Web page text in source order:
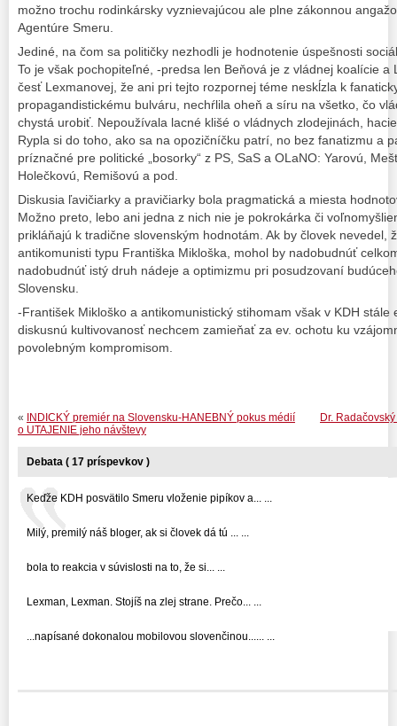
možno trochu rodinkársky vyznievajúcou ale plne zákonnou
Agentúre Smeru.
Jediné, na čom sa političky nezhodli je hodnotenie úspešnosti
To je však pochopiteľné, -predsa len Beňová je z vládnej koalície a
česť Lexmanovej, že ani pri tejto rozpornej téme neskĺzla k
propagandistickému bulváru, nechŕlila oheň a síru na všetko, čo
chystá urobiť. Nepoužívala lacné klišé o vládnych zlodejinách,
Rypla si do toho, ako sa na opozičníčku patrí, no bez fanatizmu a
príznačné pre politické „bosorky“ z PS, SaS a OLaNO: Yarovú,
Holečkovú, Remišovú a pod.
Diskusia ľavičiarky a pravičiarky bola pragmatická a miesta
Možno preto, lebo ani jedna z nich nie je pokrokárka či
prikláňajú k tradične slovenským hodnotám. Ak by človek nevedel,
antikomunisti typu Františka Mikloška, mohol by nadobudnúť
nadobudnúť istý druh nádeje a optimizmu pri posudzovaní
Slovensku.
-František Mikloško a antikomunistický stihomam však v KDH
diskusnú kultivovanosť nechcem zamieňať za ev. ochotu ku
povolebným kompromisom.
Dr.
«
INDICKÝ premiér na Slovensku-HANEBNÝ pokus médií
o UTAJENIE jeho návštevy
Debata ( 17 príspevkov )
Keďže KDH posvätilo Smeru vloženie pipíkov a... ...
Milý, premilý náš bloger, ak si človek dá tú ... ...
bola to reakcia v súvislosti na to, že si... ...
Lexman, Lexman. Stojíš na zlej strane. Prečo... ...
...napísané dokonalou mobilovou slovenčinou...... ...